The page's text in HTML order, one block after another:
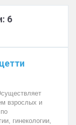
6
взрослых и
гинекологии,